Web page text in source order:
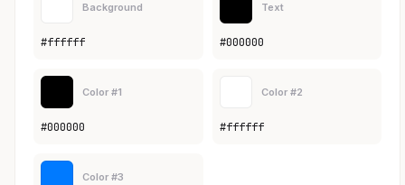
Background
#ffffff
Text
#000000
Color #1
#000000
Color #2
#ffffff
Color #3